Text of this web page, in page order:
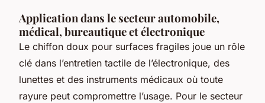
Application dans le secteur automobile,
médical, bureautique et électronique
Le chiffon doux pour surfaces fragiles joue un rôle
clé dans l’entretien tactile de l’électronique, des
lunettes et des instruments médicaux où toute
rayure peut compromettre l’usage. Pour le secteur